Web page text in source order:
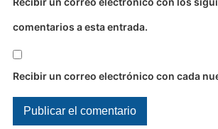
comentarios a esta entrada.
Recibir un correo electrónico con cada